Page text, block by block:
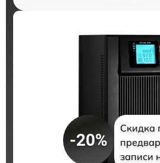
-20%
Скидка
записи